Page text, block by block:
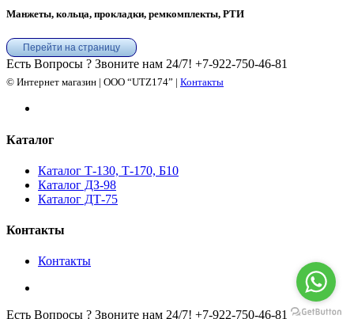
Манжеты, кольца, прокладки, ремкомплекты, РТИ
Перейти на страницу
Есть Вопросы ? Звоните нам 24/7! +7-922-750-46-81
© Интернет магазин | ООО “UTZ174” | Контакты
Каталог
Каталог Т-130, Т-170, Б10
Каталог ДЗ-98
Каталог ДТ-75
Контакты
Контакты
Есть Вопросы ? Звоните нам 24/7! +7-922-750-46-81